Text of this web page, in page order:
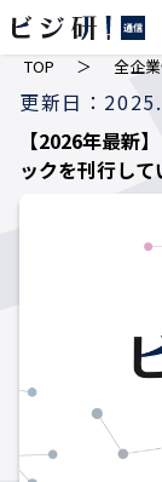
TOP ＞ 全企
更新日：
【2026年最新
ックを刊行し